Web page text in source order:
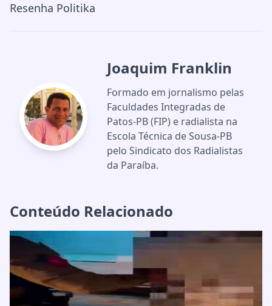
Resenha Politika
Joaquim Franklin
Formado em jornalismo pelas
Faculdades Integradas de
Patos-PB (FIP) e radialista na
Escola Técnica de Sousa-PB
pelo Sindicato dos Radialistas
da Paraíba.
Conteúdo Relacionado